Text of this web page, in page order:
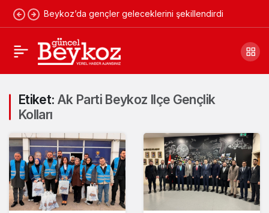
Beykoz’da gençler geleceklerini şekillendirdi
Etiket: Ak Parti Beykoz Ilçe Gençlik
Kolları